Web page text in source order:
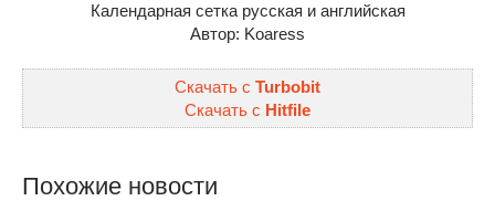
Календарная сетка русская и английская
Автор: Koaress
Скачать с Turbobit
Скачать с Hitfile
Похожие новости